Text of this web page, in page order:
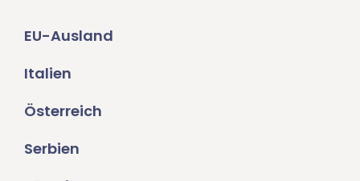
EU-Ausland
Italien
Österreich
Serbien